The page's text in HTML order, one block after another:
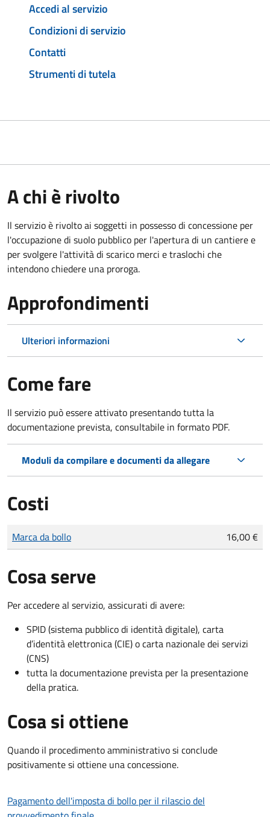
Accedi al servizio
Condizioni di servizio
Contatti
Strumenti di tutela
A chi è rivolto
Il servizio è rivolto ai soggetti in possesso di concessione per
l'occupazione di suolo pubblico per l'apertura di un cantiere e
per svolgere l'attività di scarico merci e traslochi che
intendono chiedere una proroga.
Approfondimenti
Ulteriori informazioni
Come fare
Il servizio può essere attivato presentando tutta la
documentazione prevista, consultabile in formato PDF.
Moduli da compilare e documenti da allegare
Costi
Tipo di pagamento
Importo
Marca da bollo 16,00 €
Cosa serve
Per accedere al servizio, assicurati di avere:
SPID (sistema pubblico di identità digitale), carta
d’identità elettronica (CIE) o carta nazionale dei servizi
(CNS)
tutta la documentazione prevista per la presentazione
della pratica.
Cosa si ottiene
Quando il procedimento amministrativo si conclude
positivamente si ottiene una concessione.
Pagamento dell'imposta di bollo per il rilascio del